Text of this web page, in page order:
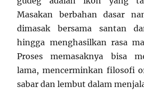
Masakan berbahan dasar
dimasak bersama santan
hingga menghasilkan rasa
Proses memasaknya bisa
lama, mencerminkan filosofi
sabar dan lembut dalam